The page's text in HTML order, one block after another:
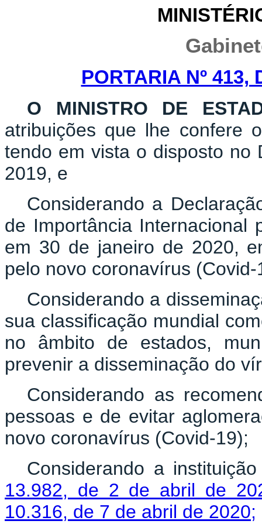
PORTARIA Nº 413,
O MINISTRO DE
atribuições que lhe confere
tendo em vista o disposto no
2019, e
Considerando a
de Importância Internacional
em 30 de janeiro de 2020,
pelo novo coronavírus (Covid-
Considerando a
sua classificação mundial
no âmbito de estados,
prevenir a disseminação do
Considerando as
pessoas e de evitar
novo coronavírus (Covid-19);
Considerando a
13.982, de 2 de abril de
10.316, de 7 de abril de 2020;